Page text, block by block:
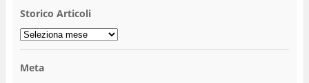
Storico Articoli
Storico
Articoli
Meta